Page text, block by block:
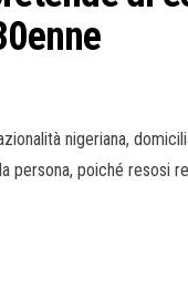
nigeriana,
persona, poiché resosi